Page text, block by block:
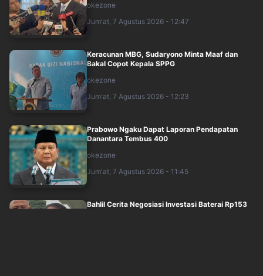
okezone
Jum'at, 7 Agustus 2026 - 12:47
Keracunan MBG, Sudaryono Minta Maaf dan
Bakal Copot Kepala SPPG
okezone
Jum'at, 7 Agustus 2026 - 12:23
Prabowo Ngaku Dapat Laporan Pendapatan
Danantara Tembus 400
okezone
Jum'at, 7 Agustus 2026 - 11:45
Bahlil Cerita Negosiasi Investasi Baterai Rp153